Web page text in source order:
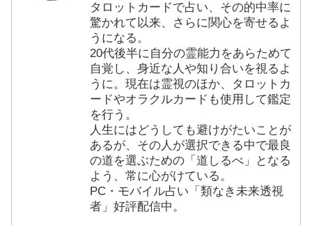
タロットカードで占い、その的中率に
驚かれて以来、さらに関心を寄せるよ
うになる。
20代後半に自分の霊能力をあらためて
自覚し、身近な人や知り合いを視るよ
うに。現在は霊視のほか、タロットカ
ードやオラクルカードも使用して鑑定
を行う。
人生にはどうしても避けがたいことが
あるが、その人が選択できる中で最良
の道を選ぶための「道しるべ」となる
よう、常に心がけている。
PC・モバイル占い「類なき未来透視
者」好評配信中。